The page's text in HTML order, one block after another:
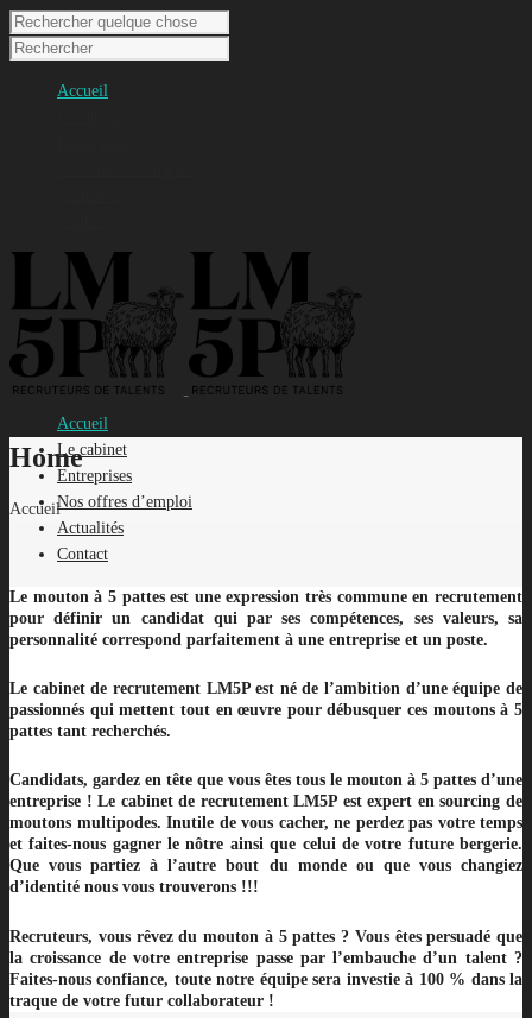
Accueil
Accueil
Le cabinet
Entreprises
Nos offres d’emploi
Actualités
Contact
Home
Accueil
Le mouton à 5 pattes est une expression très commune en recrutement
pour définir un candidat qui par ses compétences, ses valeurs, sa
personnalité correspond parfaitement à une entreprise et un poste.
Le cabinet de recrutement LM5P est né de l’ambition d’une équipe de
passionnés qui mettent tout en œuvre pour débusquer ces moutons à 5
pattes tant recherchés.
Candidats, gardez en tête que vous êtes tous le mouton à 5 pattes d’une
entreprise ! Le cabinet de recrutement LM5P est expert en sourcing de
moutons multipodes. Inutile de vous cacher, ne perdez pas votre temps
et faites-nous gagner le nôtre ainsi que celui de votre future bergerie.
Que vous partiez à l’autre bout du monde ou que vous changiez
d’identité nous vous trouverons !!!
Recruteurs, vous rêvez du mouton à 5 pattes ? Vous êtes persuadé que
la croissance de votre entreprise passe par l’embauche d’un talent ?
Faites-nous confiance, toute notre équipe sera investie à 100 % dans la
traque de votre futur collaborateur !